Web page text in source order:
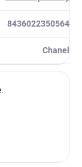
8436022350564
Chanel